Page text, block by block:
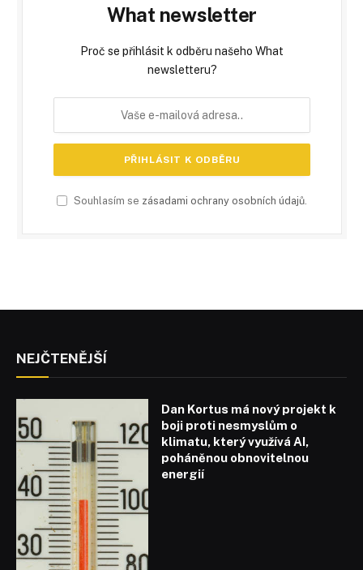
What newsletter
Proč se přihlásit k odběru našeho What
newsletteru?
Souhlasím se zásadami ochrany osobních údajů.
NEJČTENĚJŠÍ
Dan Kortus má nový projekt k
boji proti nesmyslům o
klimatu, který využívá AI,
poháněnou obnovitelnou
energií